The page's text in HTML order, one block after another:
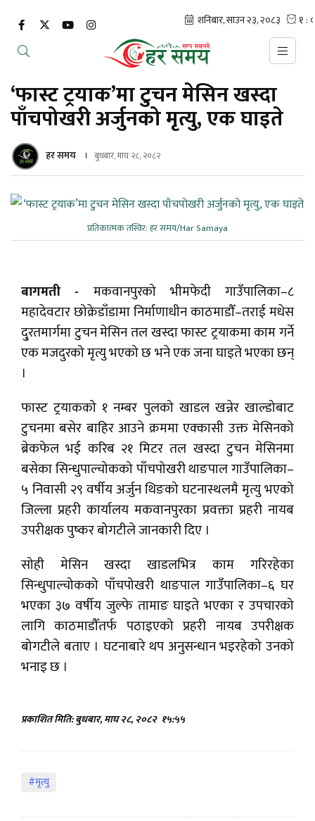
‘फास्ट ट्रयाक’मा टुचन मेसिन खस्दा
पाँचपोखरी अर्जुनको मृत्यु, एक घाइते
हर समय बुधबार, माघ २८, २०८२
प्रतिकात्मक तस्विर: हर समय/Har Samaya
बागमती - मकवानपुरको भीमफेदी गाउँपालिका–८
महादेवटार छोक्रेडाँडामा निर्माणाधीन काठमाडौँ–तराई मधेस
दु्रतमार्गमा टुचन मेसिन तल खस्दा फास्ट ट्रयाकमा काम गर्ने
एक मजदुरको मृत्यु भएको छ भने एक जना घाइते भएका छन्
।
फास्ट ट्रयाकको १ नम्बर पुलको खाडल खन्नेर खाल्डोबाट
टुचनमा बसेर बाहिर आउने क्रममा एक्कासी उक्त मेसिनको
ब्रेकफेल भई करिब २१ मिटर तल खस्दा टुचन मेसिनमा
बसेका सिन्धुपाल्चोकको पाँचपोखरी थाङपाल गाउँपालिका–
५ निवासी २९ वर्षीय अर्जुन थिङको घटनास्थलमै मृत्यु भएको
जिल्ला प्रहरी कार्यालय मकवानपुरका प्रवक्ता प्रहरी नायब
उपरीक्षक पुष्कर बोगटीले जानकारी दिए ।
सोही मेसिन खस्दा खाडलभित्र काम गरिरहेका
सिन्धुपाल्चोकको पाँचपोखरी थाङपाल गाउँपालिका–६ घर
भएका ३७ वर्षीय जुल्फे तामाङ घाइते भएका र उपचारको
लागि काठमाडौँतर्फ पठाइएको प्रहरी नायब उपरीक्षक
बोगटीले बताए । घटनाबारे थप अनुसन्धान भइरहेको उनको
भनाइ छ ।
प्रकाशित मिति: बुधबार, माघ २८, २०८२ १५:५५
#मृत्यु